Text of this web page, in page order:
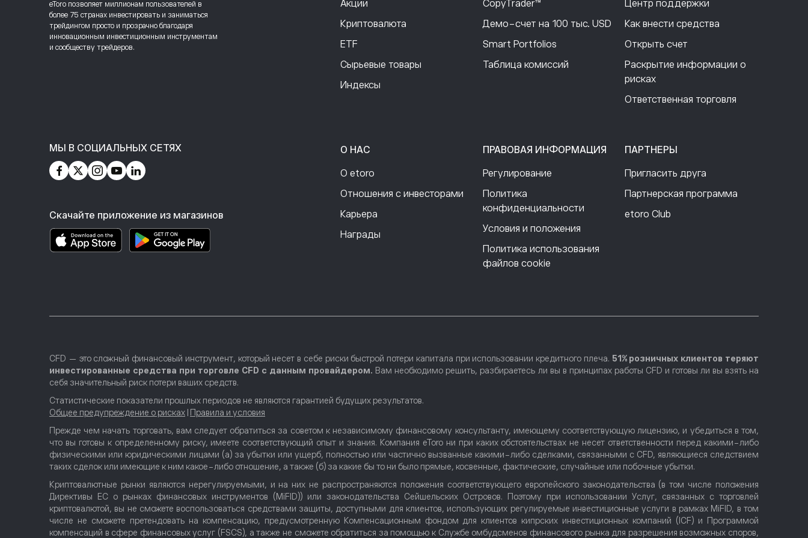
eToro позволяет миллионам пользователей в
более 75 странах инвестировать и заниматься
трейдингом просто и прозрачно благодаря
инновационным инвестиционным инструментам
и сообществу трейдеров.
МЫ В СОЦИАЛЬНЫХ СЕТЯХ
Скачайте приложение из магазинов
Акции
Криптовалюта
ETF
Сырьевые товары
Индексы
CopyTrader™
Демо-счет на 100 тыс. USD
Smart Portfolios
Таблица комиссий
Центр поддержки
Как внести средства
Открыть счет
Раскрытие информации о
рисках
Ответственная торговля
О НАС
О etoro
Отношения с инвесторами
Карьера
Награды
ПРАВОВАЯ ИНФОРМАЦИЯ
Регулирование
Политика
конфиденциальности
Условия и положения
Политика использования
файлов cookie
ПАРТНЕРЫ
Пригласить друга
Партнерская программа
etoro Club
CFD — это сложный финансовый инструмент, который несет в себе риски быстрой потери капитала при использовании кредитного плеча. 51% розничных клиентов теряют
инвестированные средства при торговле CFD с данным провайдером. Вам необходимо решить, разбираетесь ли вы в принципах работы CFD и готовы ли вы взять на
себя значительный риск потери ваших средств.
Статистические показатели прошлых периодов не являются гарантией будущих результатов.
Общее предупреждение о рисках
Правила и условия
Прежде чем начать торговать, вам следует обратиться за советом к независимому финансовому консультанту, имеющему соответствующую лицензию, и убедиться в том,
что вы готовы к определенному риску, имеете соответствующий опыт и знания. Компания eToro ни при каких обстоятельствах не несет ответственности перед какими-либо
физическими или юридическими лицами (а) за убытки или ущерб, полностью или частично вызванные какими-либо сделками, связанными с CFD, являющиеся следствием
таких сделок или имеющие к ним какое-либо отношение, а также (б) за какие бы то ни было прямые, косвенные, фактические, случайные или побочные убытки.
Криптовалютные рынки являются нерегулируемыми, и на них не распространяются положения соответствующего европейского законодательства (в том числе положения
Директивы ЕС о рынках финансовых инструментов (MiFID)) или законодательства Сейшельских Островов. Поэтому при использовании Услуг, связанных с торговлей
криптовалютой, вы не сможете воспользоваться средствами защиты, доступными для клиентов, использующих регулируемые инвестиционные услуги в рамках MiFID, в том
числе не сможете претендовать на компенсацию, предусмотренную Компенсационным фондом для клиентов кипрских инвестиционных компаний (ICF) и Программой
компенсаций в сфере финансовых услуг (FSCS), а также не сможете обратиться за помощью к Службе омбудсменов финансового рынка для разрешения возможных споров,